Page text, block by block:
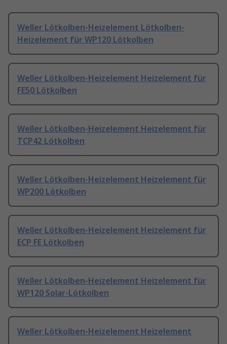
Weller Lötkolben-Heizelement Lötkolben-
Heizelement für WP120 Lötkolben
Weller Lötkolben-Heizelement Heizelement für
FE50 Lötkolben
Weller Lötkolben-Heizelement Heizelement für
TCP42 Lötkolben
Weller Lötkolben-Heizelement Heizelement für
WP200 Lötkolben
Weller Lötkolben-Heizelement Heizelement für
ECP FE Lötkolben
Weller Lötkolben-Heizelement Heizelement für
WP120 Solar-Lötkolben
Weller Lötkolben-Heizelement Heizelement